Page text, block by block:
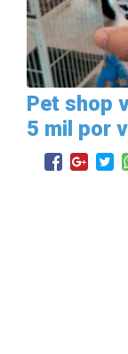
Pet shop
5 mil por